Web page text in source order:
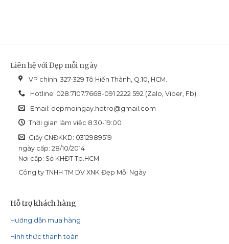
Liên hệ với Đẹp mỗi ngày
VP chính: 327-329 Tô Hiến Thành, Q.10, HCM.
Hotline: 028.7107.7668-091 2222 592 (Zalo, Viber, Fb)
Email: depmoingay.hotro@gmail.com
Thời gian làm việc 8:30-19:00
Giấy CNĐKKD: 0312989519
ngày cấp: 28/10/2014
Nơi cấp: Sở KHĐT Tp.HCM
Công ty TNHH TM DV XNK Đẹp Mỗi Ngày
Hỗ trợ khách hàng
Hướng dẫn mua hàng
Hình thức thanh toán